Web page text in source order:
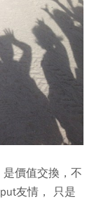
價值交換，不
友情， 只是